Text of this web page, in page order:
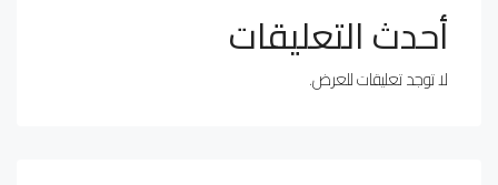
أحدث التعليقات
لا توجد تعليقات للعرض.